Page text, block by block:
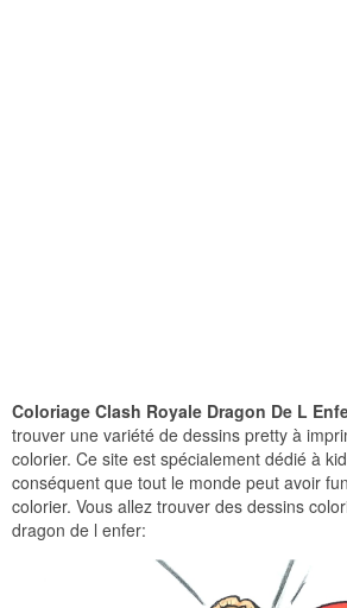
Coloriage Clash Royale Dragon De L
trouver une variété de dessins pretty à
colorier. Ce site est spécialement dédié à
conséquent que tout le monde peut avoir
colorier. Vous allez trouver des dessins
dragon de l enfer: